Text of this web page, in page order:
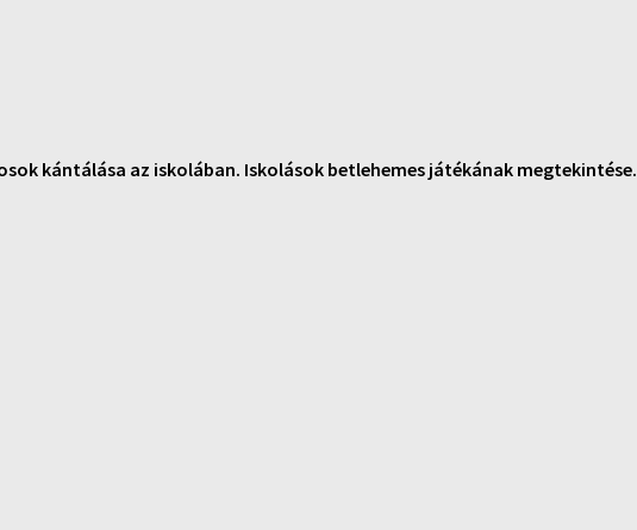
kántálása az iskolában. Iskolások betlehemes játékának megtekintése.